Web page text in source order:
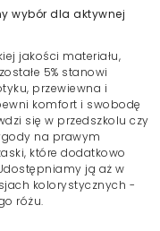
wybór dla aktywnej
jakości materiału,
5% stanowi
przewiewna i
komfort i swobodę
się w przedszkolu czy
na prawym
które dodatkowo
ją aż w
kolorystycznych -
różu.